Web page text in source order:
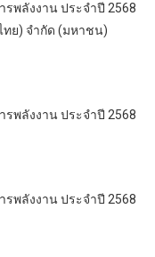
พลังงาน ประจำปี 2568
ทย) จำกัด (มหาชน)
พลังงาน ประจำปี 2568
พลังงาน ประจำปี 2568